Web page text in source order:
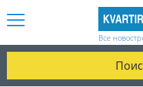
Все